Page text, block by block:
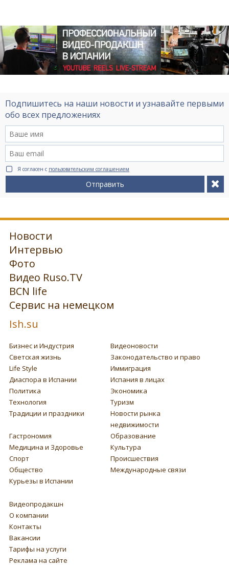
Подпишитесь на наши новости и узнавайте первыми
обо всех предложениях
Я согласен с пользовательским соглашением
Отправить
Новости
Интервью
Фото
Видео Ruso.TV
BCN life
Сервис на немецком
Ish.su
Бизнес и Индустрия
Видеоновости
Светская жизнь
Законодательство и право
Life Style
Иммиграция
Диаспора в Испании
Испания в лицах
Политика
Экономика
Технология
Туризм
Традиции и праздники
Новости рынка
недвижимости
Гастрономия
Образование
Медицина и Здоровье
Культура
Спорт
Происшествия
Общество
Международные связи
Курьезы в Испании
Видеопродакшн
О компании
Контакты
Вакансии
Тарифы на услуги
Реклама на сайте